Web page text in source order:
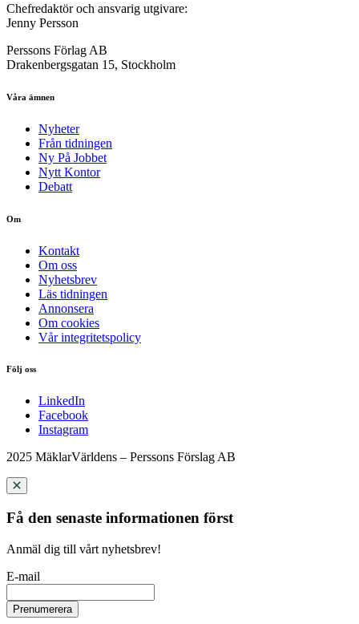
Chefredaktör och ansvarig utgivare:
Jenny Persson
Perssons Förlag AB
Drakenbergsgatan 15, Stockholm
Våra ämnen
Nyheter
Från tidningen
Ny På Jobbet
Nytt Kontor
Debatt
Om
Kontakt
Om oss
Nyhetsbrev
Läs tidningen
Annonsera
Om cookies
Vår integritetspolicy
Följ oss
LinkedIn
Facebook
Instagram
2025 MäklarVärldens – Perssons Förslag AB
Få den senaste informationen först
Anmäl dig till vårt nyhetsbrev!
E-mail
Prenumerera